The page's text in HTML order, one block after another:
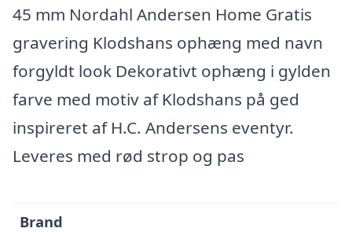
45 mm Nordahl Andersen Home Gratis
gravering Klodshans ophæng med navn
forgyldt look Dekorativt ophæng i gylden
farve med motiv af Klodshans på ged
inspireret af H.C. Andersens eventyr.
Leveres med rød strop og pas
Brand